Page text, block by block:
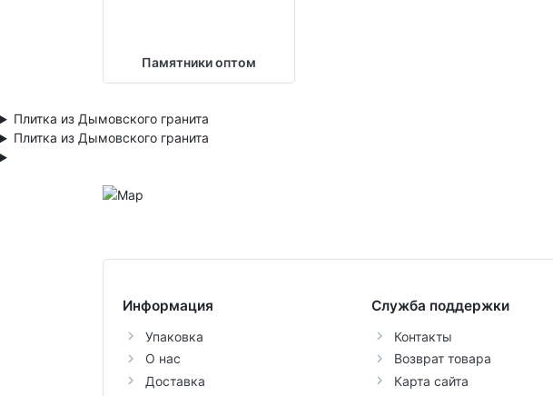
Памятники оптом
Плитка из Дымовского гранита
Плитка из Дымовского гранита
Информация
Упаковка
О нас
Доставка
Служба поддержки
Контакты
Возврат товара
Карта сайта